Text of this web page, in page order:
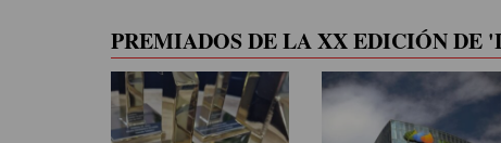
PREMIADOS DE LA XX EDICIÓN DE